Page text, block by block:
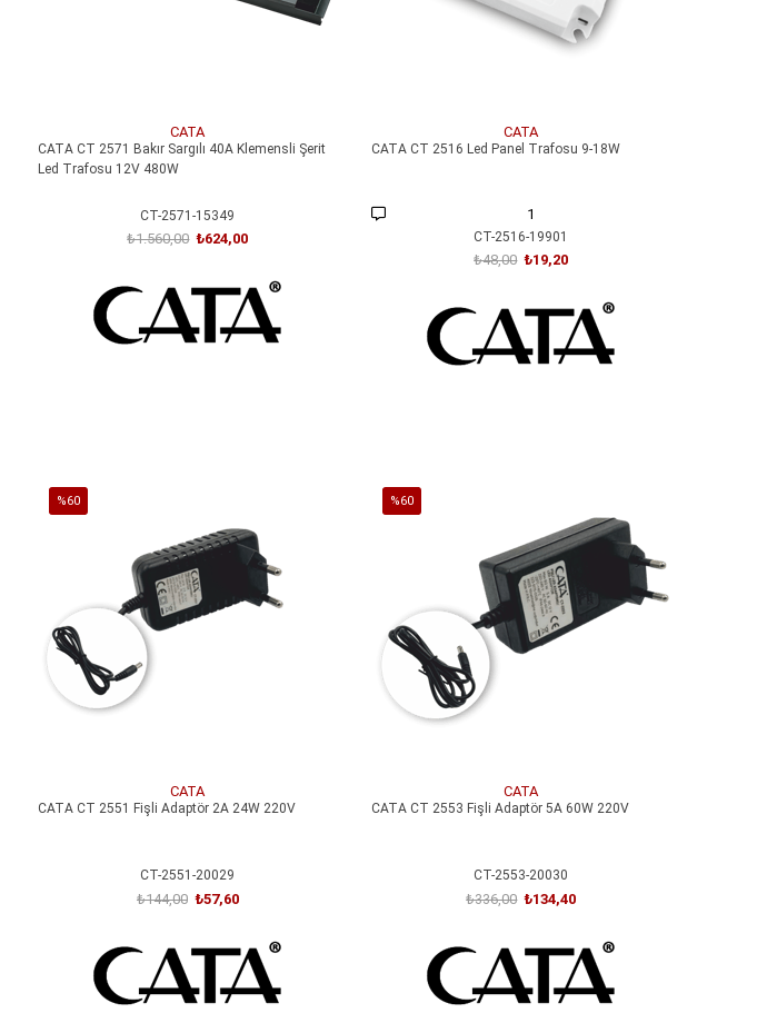
CATA
CATA CT 2571 Bakır Sargılı 40A Klemensli Şerit
Led Trafosu 12V 480W
CT-2571-15349
₺624,00
₺1.560,00
CATA
CATA CT 2516 Led Panel Trafosu 9-18W
1
CT-2516-19901
₺19,20
₺48,00
%60
CATA
CATA CT 2551 Fişli Adaptör 2A 24W 220V
CT-2551-20029
₺57,60
₺144,00
%60
CATA
CATA CT 2553 Fişli Adaptör 5A 60W 220V
CT-2553-20030
₺134,40
₺336,00